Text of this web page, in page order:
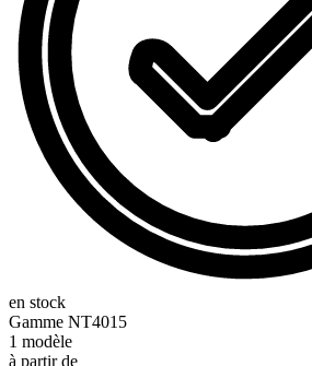
en stock
Gamme NT4015
1 modèle
à partir de